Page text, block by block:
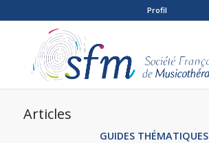
Profil
Articles
GUIDES THÉMATIQUES